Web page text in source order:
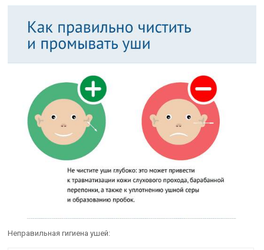
Неправильная гигиена ушей: